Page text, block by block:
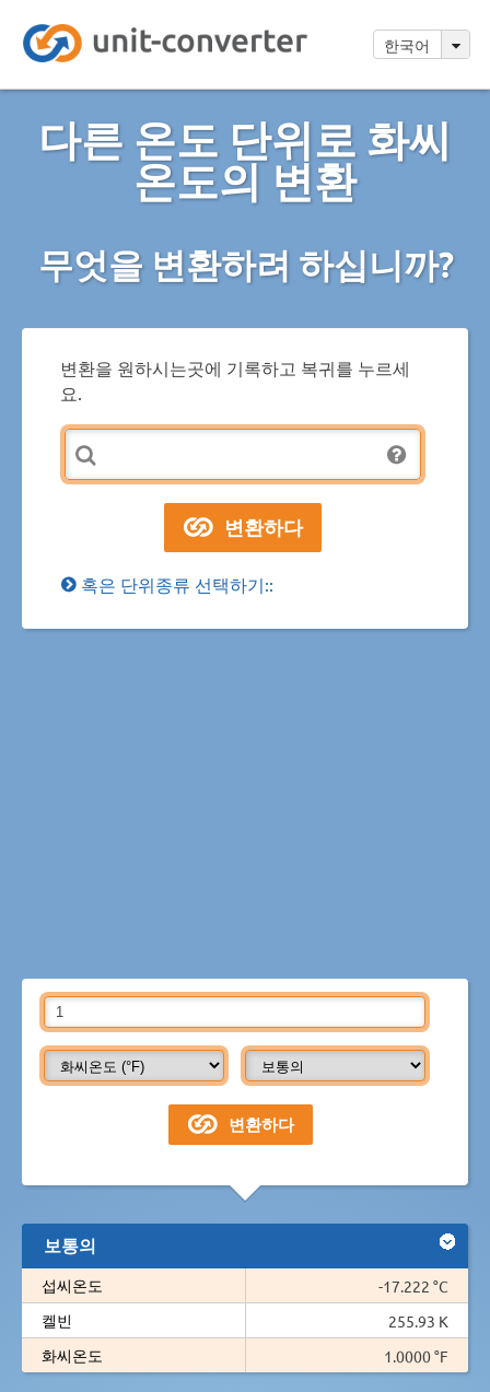
한국어
다른 온도 단위로 화씨
온도의 변환
무엇을 변환하려 하십니까?
변환을 원하시는곳에 기록하고 복귀를 누르세
요.
혹은 단위종류 선택하기::
보통의
섭씨온도
-17.222 °C
켈빈
255.93 K
화씨온도
1.0000 °F